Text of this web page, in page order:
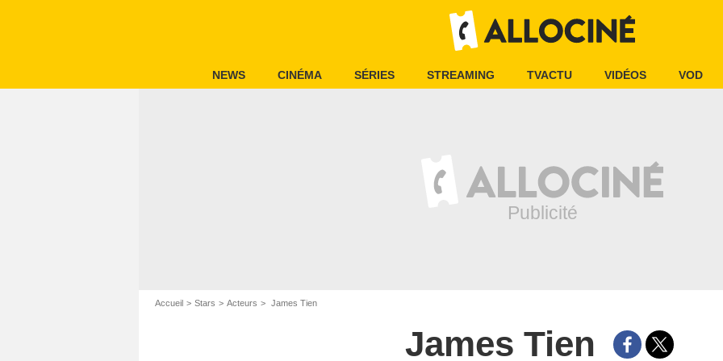
NEWS CINÉMA SÉRIES STREAMING TVACTU VIDÉOS VOD
Accueil Stars Acteurs James Tien
James Tien